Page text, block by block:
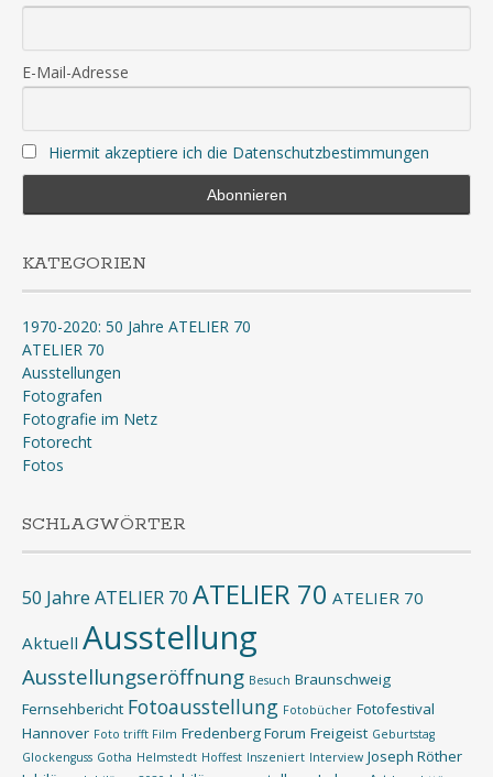
E-Mail-Adresse
Hiermit akzeptiere ich die Datenschutzbestimmungen
KATEGORIEN
1970-2020: 50 Jahre ATELIER 70
ATELIER 70
Ausstellungen
Fotografen
Fotografie im Netz
Fotorecht
Fotos
SCHLAGWÖRTER
50 Jahre ATELIER 70 ATELIER 70 ATELIER 70
Aktuell Ausstellung
Ausstellungseröffnung Besuch Braunschweig
Fernsehbericht Fotoausstellung Fotobücher Fotofestival
Hannover Foto trifft Film Fredenberg Forum Freigeist Geburtstag
Glockenguss Gotha Helmstedt Hoffest Inszeniert Interview Joseph Röther